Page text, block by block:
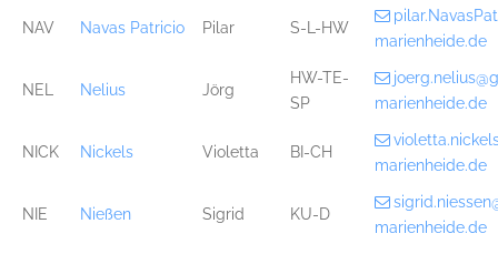
NAV Navas Patricio Pilar S-L-HW
marienheide.de
NEL Nelius Jörg
HW-TE-
SP
marienheide.de
NICK Nickels Violetta BI-CH
marienheide.de
NIE Nießen Sigrid KU-D
marienheide.de